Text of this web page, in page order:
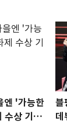
엔 '가능한
상 기대
블
데